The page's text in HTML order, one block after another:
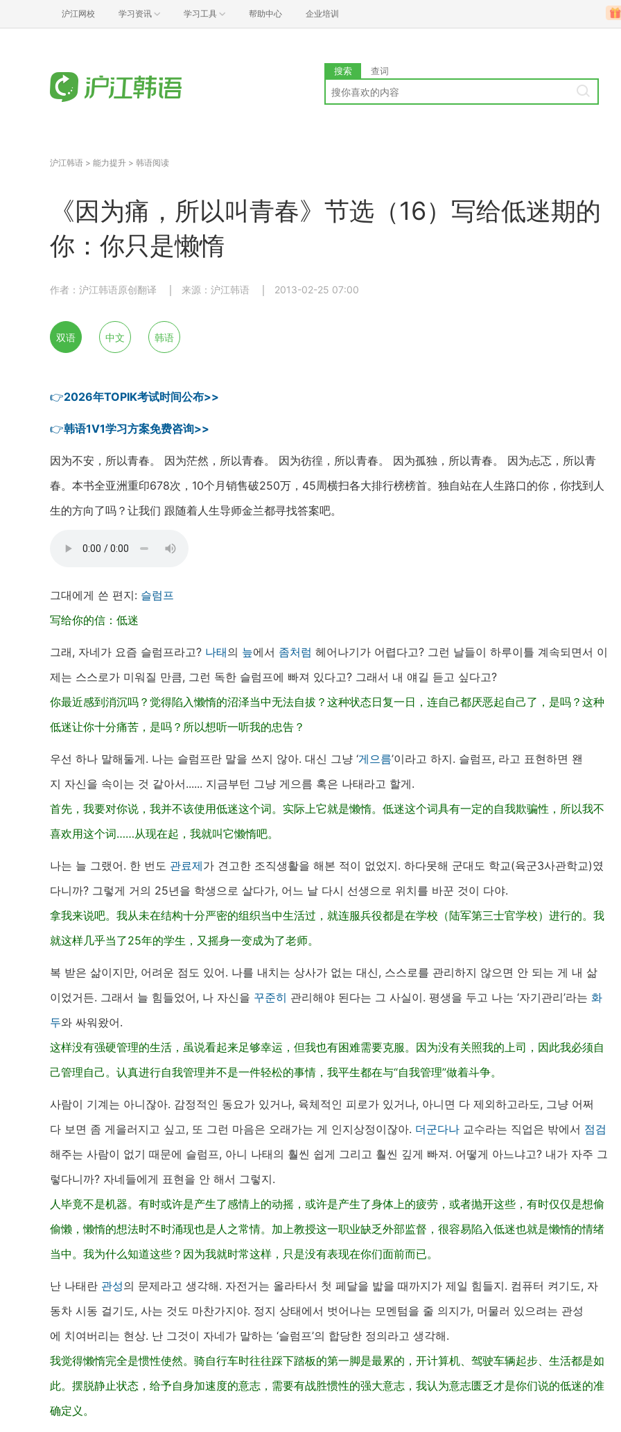
沪江网校 学习资讯 学习工具 帮助中心 企业培训
搜索 查词
沪江韩语 > 能力提升 > 韩语阅读
《因为痛，所以叫青春》节选（16）写给低迷期的
你：你只是懒惰
作者：沪江韩语原创翻译 来源：沪江韩语 2013-02-25 07:00
双语 中文 韩语
👉2026年TOPIK考试时间公布>>
👉韩语1V1学习方案免费咨询>>
因为不安，所以青春。 因为茫然，所以青春。 因为彷徨，所以青春。 因为孤独，所以青春。 因为忐忑，所以青
春。本书全亚洲重印678次，10个月销售破250万，45周横扫各大排行榜榜首。独自站在人生路口的你，你找到人
生的方向了吗？让我们 跟随着人生导师金兰都寻找答案吧。
그대에게 쓴 편지: 슬럼프
写给你的信：低迷
그래, 자네가 요즘 슬럼프라고? 나태의 늪에서 좀처럼 헤어나기가 어렵다고? 그런 날들이 하루이틀 계속되면서 이
제는 스스로가 미워질 만큼, 그런 독한 슬럼프에 빠져 있다고? 그래서 내 얘길 듣고 싶다고?
你最近感到消沉吗？觉得陷入懒惰的沼泽当中无法自拔？这种状态日复一日，连自己都厌恶起自己了，是吗？这种
低迷让你十分痛苦，是吗？所以想听一听我的忠告？
우선 하나 말해둘게. 나는 슬럼프란 말을 쓰지 않아. 대신 그냥 ‘게으름’이라고 하지. 슬럼프, 라고 표현하면 왠
지 자신을 속이는 것 같아서...... 지금부턴 그냥 게으름 혹은 나태라고 할게.
首先，我要对你说，我并不该使用低迷这个词。实际上它就是懒惰。低迷这个词具有一定的自我欺骗性，所以我不
喜欢用这个词……从现在起，我就叫它懒惰吧。
나는 늘 그랬어. 한 번도 관료제가 견고한 조직생활을 해본 적이 없었지. 하다못해 군대도 학교(육군3사관학교)였
다니까? 그렇게 거의 25년을 학생으로 살다가, 어느 날 다시 선생으로 위치를 바꾼 것이 다야.
拿我来说吧。我从未在结构十分严密的组织当中生活过，就连服兵役都是在学校（陆军第三士官学校）进行的。我
就这样几乎当了25年的学生，又摇身一变成为了老师。
복 받은 삶이지만, 어려운 점도 있어. 나를 내치는 상사가 없는 대신, 스스로를 관리하지 않으면 안 되는 게 내 삶
이었거든. 그래서 늘 힘들었어, 나 자신을 꾸준히 관리해야 된다는 그 사실이. 평생을 두고 나는 ‘자기관리’라는 화
두와 싸워왔어.
这样没有强硬管理的生活，虽说看起来足够幸运，但我也有困难需要克服。因为没有关照我的上司，因此我必须自
己管理自己。认真进行自我管理并不是一件轻松的事情，我平生都在与“自我管理”做着斗争。
사람이 기계는 아니잖아. 감정적인 동요가 있거나, 육체적인 피로가 있거나, 아니면 다 제외하고라도, 그냥 어쩌
다 보면 좀 게을러지고 싶고, 또 그런 마음은 오래가는 게 인지상정이잖아. 더군다나 교수라는 직업은 밖에서 점검
해주는 사람이 없기 때문에 슬럼프, 아니 나태의 훨씬 쉽게 그리고 훨씬 깊게 빠져. 어떻게 아느냐고? 내가 자주 그
렇다니까? 자네들에게 표현을 안 해서 그렇지.
人毕竟不是机器。有时或许是产生了感情上的动摇，或许是产生了身体上的疲劳，或者抛开这些，有时仅仅是想偷
偷懒，懒惰的想法时不时涌现也是人之常情。加上教授这一职业缺乏外部监督，很容易陷入低迷也就是懒惰的情绪
当中。我为什么知道这些？因为我就时常这样，只是没有表现在你们面前而已。
난 나태란 관성의 문제라고 생각해. 자전거는 올라타서 첫 페달을 밟을 때까지가 제일 힘들지. 컴퓨터 켜기도, 자
동차 시동 걸기도, 사는 것도 마찬가지야. 정지 상태에서 벗어나는 모멘텀을 줄 의지가, 머물러 있으려는 관성
에 치여버리는 현상. 난 그것이 자네가 말하는 ‘슬럼프’의 합당한 정의라고 생각해.
我觉得懒惰完全是惯性使然。骑自行车时往往踩下踏板的第一脚是最累的，开计算机、驾驶车辆起步、生活都是如
此。摆脱静止状态，给予自身加速度的意志，需要有战胜惯性的强大意志，我认为意志匮乏才是你们说的低迷的准
确定义。